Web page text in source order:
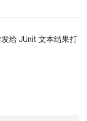
给 JUnit 文本结果打